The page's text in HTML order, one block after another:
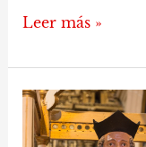
Leer más »
Hoja
parroquial